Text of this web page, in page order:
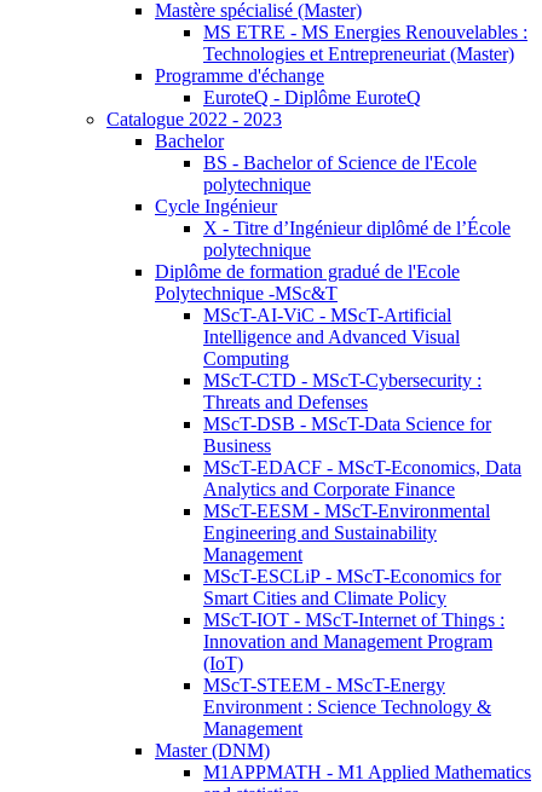
Mastère spécialisé (Master)
MS ETRE - MS Energies Renouvelables :
Technologies et Entrepreneuriat (Master)
Programme d'échange
EuroteQ - Diplôme EuroteQ
Catalogue 2022 - 2023
Bachelor
BS - Bachelor of Science de l'Ecole
polytechnique
Cycle Ingénieur
X - Titre d’Ingénieur diplômé de l’École
polytechnique
Diplôme de formation gradué de l'Ecole
Polytechnique -MSc&T
MScT-AI-ViC - MScT-Artificial
Intelligence and Advanced Visual
Computing
MScT-CTD - MScT-Cybersecurity :
Threats and Defenses
MScT-DSB - MScT-Data Science for
Business
MScT-EDACF - MScT-Economics, Data
Analytics and Corporate Finance
MScT-EESM - MScT-Environmental
Engineering and Sustainability
Management
MScT-ESCLiP - MScT-Economics for
Smart Cities and Climate Policy
MScT-IOT - MScT-Internet of Things :
Innovation and Management Program
(IoT)
MScT-STEEM - MScT-Energy
Environment : Science Technology &
Management
Master (DNM)
M1APPMATH - M1 Applied Mathematics